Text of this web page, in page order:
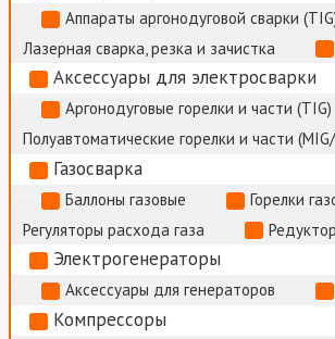
Аппараты аргонодуговой сварки
Лазерная сварка, резка и зачистка
Аксессуары для электросварки
Аргонодуговые горелки и части (TIG)
Полуавтоматические горелки и части
Газосварка
Баллоны газовые Горелки
Регуляторы расхода газа
Электрогенераторы
Аксессуары для генераторов
Компрессоры